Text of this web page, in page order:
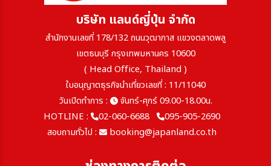
บริษัท แลนด์ญี่ปุ่น จำกัด
สำนักงานเลขที่ 178/132 ถนนวุฒากาส แขวงตลาดพลู
เขตธนบุรี กรุงเทพมหานคร 10600
( Head Office, Thailand )
ใบอนุญาตธุรกิจนำเที่ยวเลขที่ : 11/11040
วันเปิดทำการ :
จันทร์-ศุกร์ 09.00-18.00น.
HOTLINE :
02-060-6688
095-905-2690
สอบถามทั่วไป :
booking@japanland.co.th